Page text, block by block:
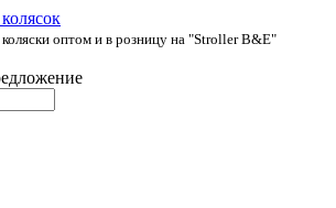
оптом и в розницу на "Stroller B&E"